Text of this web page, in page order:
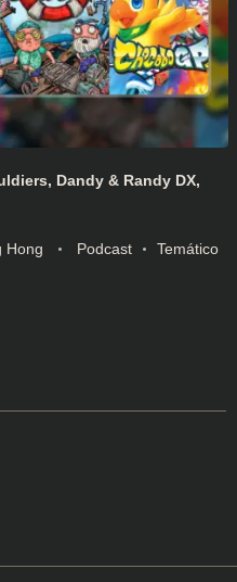
Dandy & Randy DX,
Hong Podcast Temático